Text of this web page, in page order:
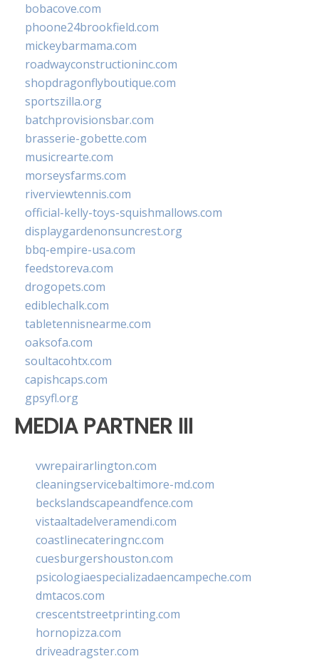
bobacove.com
phoone24brookfield.com
mickeybarmama.com
roadwayconstructioninc.com
shopdragonflyboutique.com
sportszilla.org
batchprovisionsbar.com
brasserie-gobette.com
musicrearte.com
morseysfarms.com
riverviewtennis.com
official-kelly-toys-squishmallows.com
displaygardenonsuncrest.org
bbq-empire-usa.com
feedstoreva.com
drogopets.com
ediblechalk.com
tabletennisnearme.com
oaksofa.com
soultacohtx.com
capishcaps.com
gpsyfl.org
MEDIA PARTNER III
vwrepairarlington.com
cleaningservicebaltimore-md.com
beckslandscapeandfence.com
vistaaltadelveramendi.com
coastlinecateringnc.com
cuesburgershouston.com
psicologiaespecializadaencampeche.com
dmtacos.com
crescentstreetprinting.com
hornopizza.com
driveadragster.com